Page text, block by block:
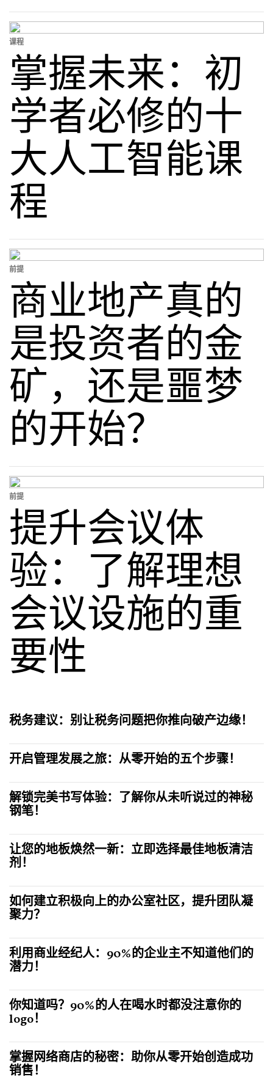
掌握未来：初
学者必修的十
大人工智能课
程
课程
商业地产真的
是投资者的金
矿，还是噩梦
的开始？
前提
提升会议体
验：了解理想
会议设施的重
要性
前提
税务建议：别让税务问题把你推向破产边缘！
开启管理发展之旅：从零开始的五个步骤！
解锁完美书写体验：了解你从未听说过的神秘
钢笔！
让您的地板焕然一新：立即选择最佳地板清洁
剂！
如何建立积极向上的办公室社区，提升团队凝
聚力？
利用商业经纪人：90%的企业主不知道他们的
潜力！
你知道吗？90%的人在喝水时都没注意你的
logo！
掌握网络商店的秘密：助你从零开始创造成功
销售！